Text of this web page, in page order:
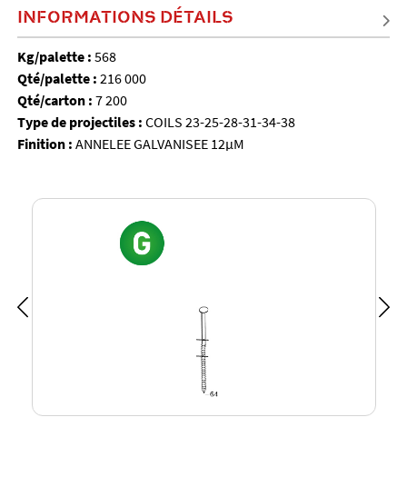
INFORMATIONS DÉTAILS
Kg/palette : 568
Qté/palette : 216 000
Qté/carton : 7 200
Type de projectiles : COILS 23-25-28-31-34-38
Finition : ANNELEE GALVANISEE 12µM